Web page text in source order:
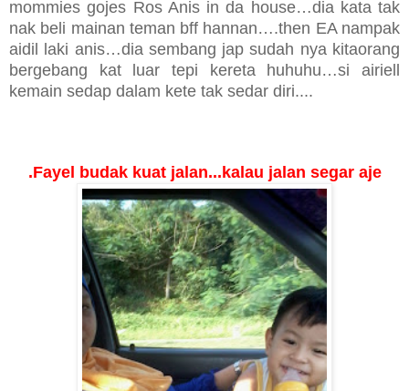
mommies gojes Ros Anis in da house…dia kata tak
nak beli mainan teman bff hannan….then EA nampak
aidil laki anis…dia sembang jap sudah nya kitaorang
bergebang kat luar tepi kereta huhuhu…si airiell
kemain sedap dalam kete tak sedar diri....
.Fayel budak kuat jalan...kalau jalan segar aje